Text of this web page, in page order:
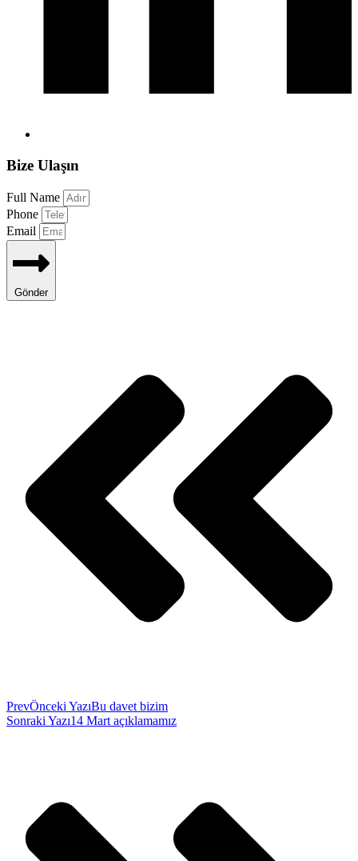
Bize Ulaşın
Full Name
Phone
Email
Gönder
PrevÖnceki YazıBu davet bizim
Sonraki Yazı14 Mart açıklamamız